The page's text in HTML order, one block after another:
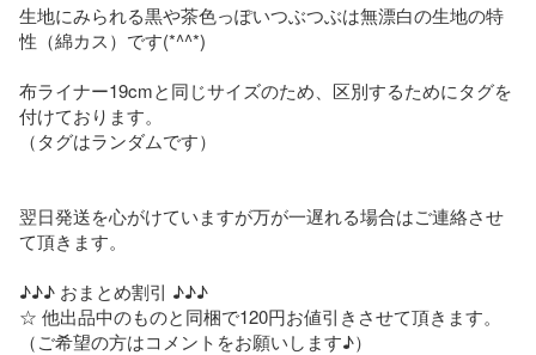
生地にみられる黒や茶色っぽいつぶつぶは無漂白の生地の特
性（綿カス）です(*^^*)
布ライナー19cmと同じサイズのため、区別するためにタグを
付けております。
（タグはランダムです）
翌日発送を心がけていますが万が一遅れる場合はご連絡させ
て頂きます。
♪♪♪ おまとめ割引 ♪♪♪
☆ 他出品中のものと同梱で120円お値引きさせて頂きます。
（ご希望の方はコメントをお願いします♪）